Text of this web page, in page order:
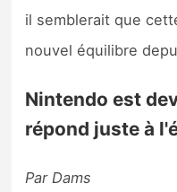
il semblerait que
nouvel équilibre
Nintendo est
répond juste à
Par Dams